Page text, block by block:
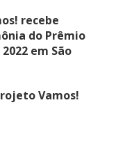
recebe
do Prêmio
em São
Vamos!